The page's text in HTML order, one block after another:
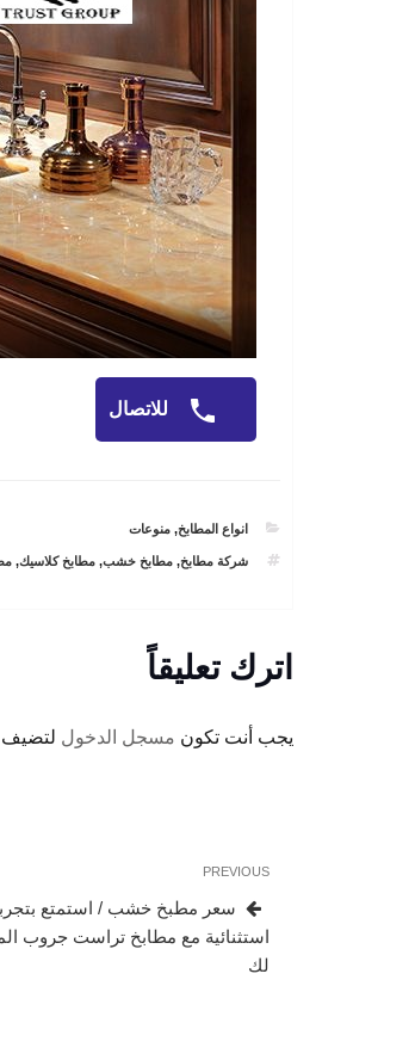
للاتصال
CATEGORIES
انواع المطابخ,منوعات
TAGS
شركة مطابخ,مطابخ خشب,مطابخ كلاسيك,
اترك تعليقاً
يجب أنت تكون مسجل الدخول لتضيف
تصفّح
المقالات
Previous
Post
PREVIOUS
سعر مطبخ خشب / استمتع
استثنائية مع مطابخ تراست جروب
لك